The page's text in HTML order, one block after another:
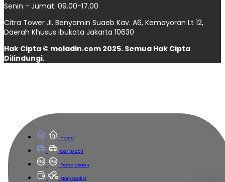
Home
Cari Mobil
Pembiayaan
MoInspeksi
Senin - Jumat: 09.00-17.00
Citra Tower Jl. Benyamin Suaeb Kav. A6, Kemayoran Lt 12,
Daerah Khusus Ibukota Jakarta 10630
Hak Cipta © moladin.com 2025. Semua Hak Cipta
Dilindungi.